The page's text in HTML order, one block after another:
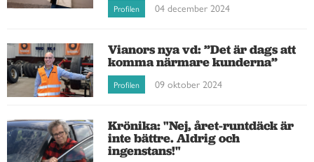
Profilen 04 december 2024
Vianors nya vd: ”Det är dags att
komma närmare kunderna”
Profilen 09 oktober 2024
Krönika: "Nej, året-runtdäck är
inte bättre. Aldrig och
ingenstans!"